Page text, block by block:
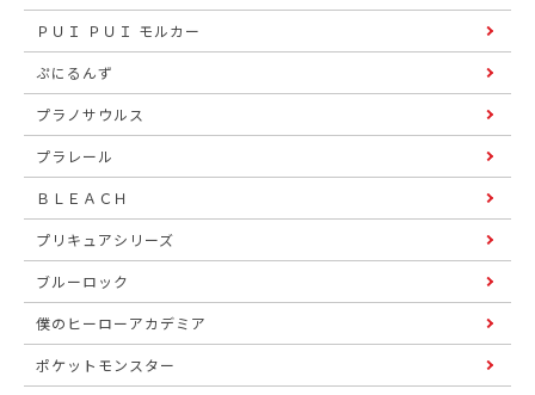
ＰＵＩ ＰＵＩ モルカー
ぷにるんず
プラノサウルス
プラレール
ＢＬＥＡＣＨ
プリキュアシリーズ
ブルーロック
僕のヒーローアカデミア
ポケットモンスター